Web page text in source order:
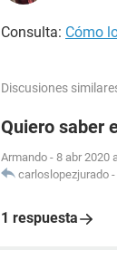
Consulta: Cómo
Discusiones
Quiero saber
Armando - 8 abr 2020
carloslopezjurado -
1 respuesta